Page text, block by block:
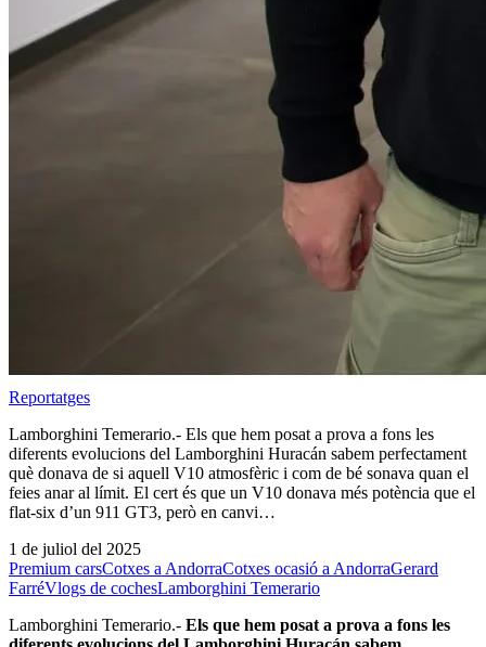
Reportatges
Lamborghini Temerario.- Els que hem posat a prova a fons les
diferents evolucions del Lamborghini Huracán sabem perfectament
què donava de si aquell V10 atmosfèric i com de bé sonava quan el
feies anar al límit. El cert és que un V10 donava més potència que el
flat-six d’un 911 GT3, però en canvi…
1 de juliol del 2025
Premium carsCotxes a AndorraCotxes ocasió a AndorraGerard
FarréVlogs de cochesLamborghini Temerario
Lamborghini Temerario.- Els que hem posat a prova a fons les